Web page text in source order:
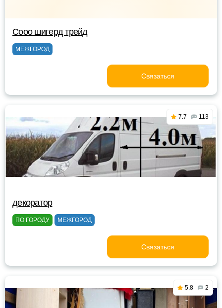
Сооо шигерд трейд
МЕЖГОРОД
Связаться
7.7 113
декоратор
ПО ГОРОДУ МЕЖГОРОД
Связаться
5.8 2